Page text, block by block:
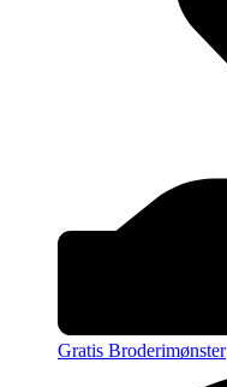
Gratis Broderimønster